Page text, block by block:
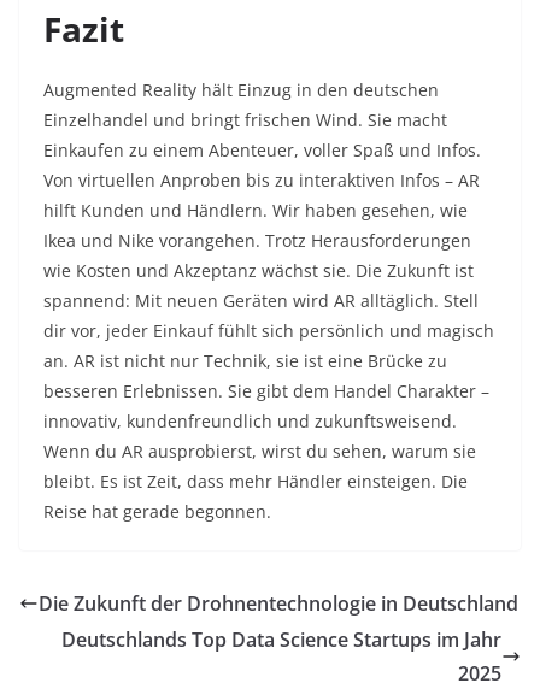
Fazit
Augmented Reality hält Einzug in den deutschen
Einzelhandel und bringt frischen Wind. Sie macht
Einkaufen zu einem Abenteuer, voller Spaß und Infos.
Von virtuellen Anproben bis zu interaktiven Infos – AR
hilft Kunden und Händlern. Wir haben gesehen, wie
Ikea und Nike vorangehen. Trotz Herausforderungen
wie Kosten und Akzeptanz wächst sie. Die Zukunft ist
spannend: Mit neuen Geräten wird AR alltäglich. Stell
dir vor, jeder Einkauf fühlt sich persönlich und magisch
an. AR ist nicht nur Technik, sie ist eine Brücke zu
besseren Erlebnissen. Sie gibt dem Handel Charakter –
innovativ, kundenfreundlich und zukunftsweisend.
Wenn du AR ausprobierst, wirst du sehen, warum sie
bleibt. Es ist Zeit, dass mehr Händler einsteigen. Die
Reise hat gerade begonnen.
Die Zukunft der Drohnentechnologie in Deutschland
Deutschlands Top Data Science Startups im Jahr
2025